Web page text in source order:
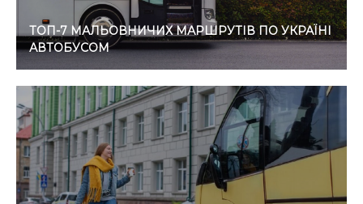
ТОП-7 МАЛЬОВНИЧИХ МАРШРУТІВ ПО УКРАЇНІ
АВТОБУСОМ